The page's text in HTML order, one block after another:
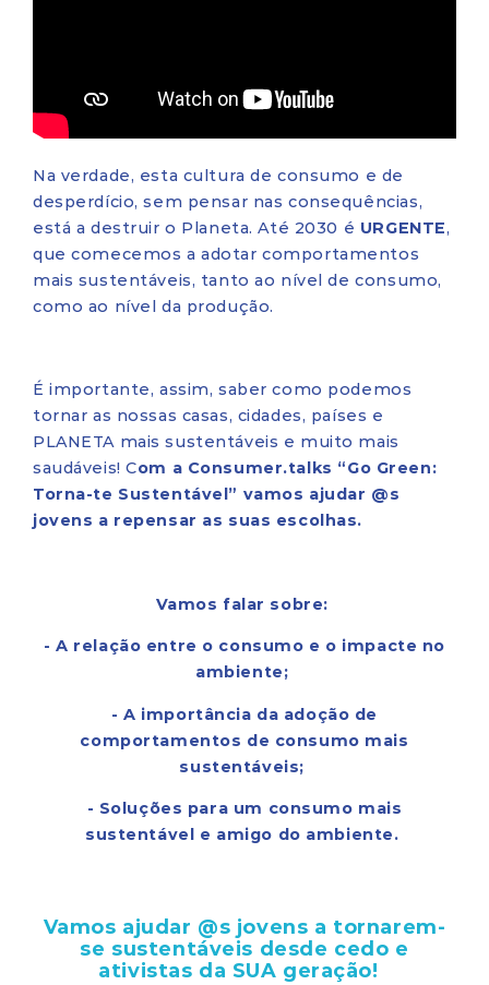
Na verdade, esta cultura de consumo e de
desperdício, sem pensar nas consequências,
está a destruir o Planeta. Até 2030 é URGENTE,
que comecemos a adotar comportamentos
mais sustentáveis, tanto ao nível de consumo,
como ao nível da produção.
É importante, assim, saber como podemos
tornar as nossas casas, cidades, países e
PLANETA mais sustentáveis e muito mais
saudáveis! Com a Consumer.talks “Go Green:
Torna-te Sustentável” vamos ajudar @s
jovens a repensar as suas escolhas.
Vamos falar sobre:
- A relação entre o consumo e o impacte no
ambiente;
- A importância da adoção de
comportamentos de consumo mais
sustentáveis;
- Soluções para um consumo mais
sustentável e amigo do ambiente.
Vamos ajudar @s jovens a tornarem-
se sustentáveis desde cedo e
ativistas da SUA geração!